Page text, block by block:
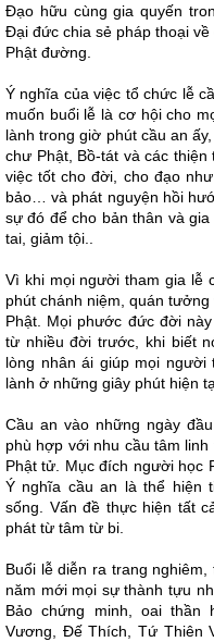
Đạo hữu cùng gia quyến
Đại đức chia sẻ pháp thoại về
Phật đường.
Ý nghĩa của việc tổ chức lễ
muốn buổi lễ là cơ hội cho
lành trong giờ phút cầu an
chư Phật, Bồ-tát và các
việc tốt cho đời, cho đạo
bảo… và phát nguyện hồi
sự đó để cho bản thân và
tai, giảm tội..
Vì khi mọi người tham gia lễ
phút chánh niệm, quán
Phật. Mọi phước đức đời
từ nhiều đời trước, khi biết
lòng nhân ái giúp mọi
lành ở những giây phút hiện
Cầu an vào những ngày
phù hợp với nhu cầu tâm
Phật tử. Mục đích người học
Ý nghĩa cầu an là thể hiện
sống. Vấn đề thực hiện tất
phát từ tâm từ bi.
Buổi lễ diễn ra trang
năm mới mọi sự thành tựu
Bảo chứng minh, oai thần
Vương, Đế Thích, Tứ Thiên